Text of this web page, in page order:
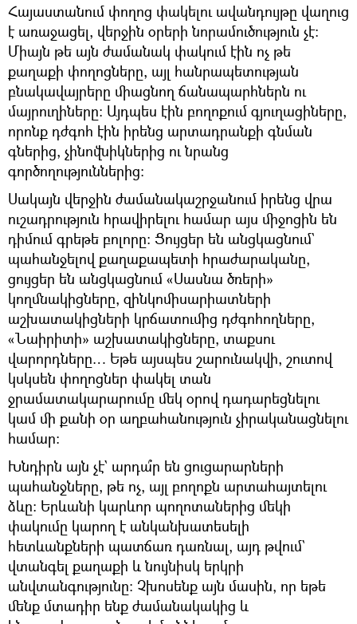
Հայաստանում փողոց փակելու ավանդույթը վաղուց
է առաջացել, վերջին օրերի նորամուծություն չէ։
Միայն թե այն ժամանակ փակում էին ոչ թե
քաղաքի փողոցները, այլ հանրապետության
բնակավայրերը միացնող ճանապարհներն ու
մայրուղիները։ Այդպես էին բողոքում գյուղացիները,
որոնք դժգոհ էին իրենց արտադրանքի գնման
գներից, չինովնիկներից ու նրանց
գործողություններից։
Սակայն վերջին ժամանակաշրջանում իրենց վրա
ուշադրություն հրավիրելու համար այս միջոցին են
դիմում գրեթե բոլորը։ Ցույցեր են անցկացնում`
պահանջելով քաղաքապետի հրաժարականը,
ցույցեր են անցկացնում «Սասնա ծռերի»
կողմնակիցները, զինկոմիսարիատների
աշխատակիցների կրճատումից դժգոհողները,
«Նաիրիտի» աշխատակիցները, տաքսու
վարորդները… Եթե այսպես շարունակվի, շուտով
կսկսեն փողոցներ փակել տան
ջրամատակարարումը մեկ օրով դադարեցնելու
կամ մի քանի օր աղբահանություն չիրականացնելու
համար։
Խնդիրն այն չէ` արդա՞ր են ցուցարարների
պահանջները, թե ոչ, այլ բողոքն արտահայտելու
ձևը։ Երևանի կարևոր պողոտաներից մեկի
փակումը կարող է անկանխատեսելի
հետևանքների պատճառ դառնալ, այդ թվում`
վտանգել քաղաքի և նույնիսկ երկրի
անվտանգությունը։ Չխոսենք այն մասին, որ եթե
մենք մտադիր ենք ժամանակակից և